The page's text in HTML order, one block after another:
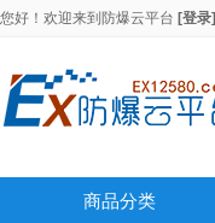
您好！欢迎来到 防爆云平台 [登录]
商品分类